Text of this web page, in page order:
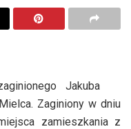
Jakuba
Zaginiony w dniu
zamieszkania z